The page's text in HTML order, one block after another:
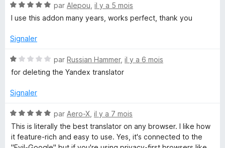
m
T
r
a
n
s
u
r
é
5
u
5
N
o
é
s
u
5
par Alepou il y a 5 mois
I use this addon many years, works perfect, thank you
Signaler
N
o
é
s
u
r
5
par Russian Hammer, il y a 6 mois
for deleting the Yandex translator
Signaler
N
o
t
é
par Aero-X il y a 7 mois
This is literally the best translator on any browser. I like how
it feature-rich and easy to use. Yes, it's connected to the